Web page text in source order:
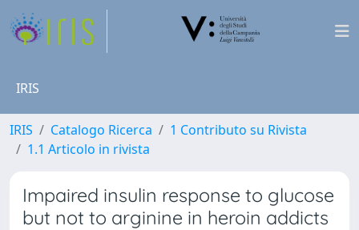
IRIS
IRIS Catalogo Ricerca
1 Contributo su Rivista
1.1 Articolo in rivista
Impaired insulin response to glucose
but not to arginine in heroin addicts